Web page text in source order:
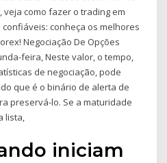
como fazer o trading em
conheça os melhores
Negociação De Opções
feira, Neste valor, o tempo,
de negociação, pode
que é o binário de alerta de
preservá-lo. Se a maturidade
lista,
iniciam